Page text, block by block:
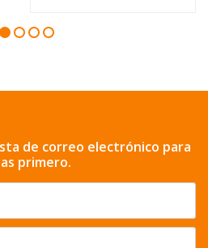
de correo electrónico para
primero.